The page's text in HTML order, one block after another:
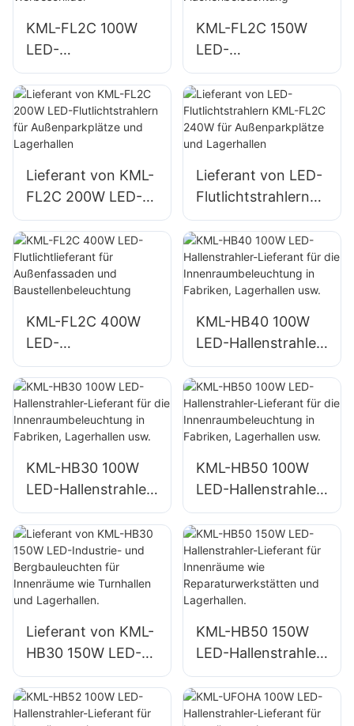
KML-FL2C 100W
LED-
Flutlichtlieferant für
Außenwerbetafeln
und große
Werbeschilder
KML-FL2C 150W
LED-
Flutlichtlieferant für
Außenwand- und
Flächenbeleuchtun
g
Lieferant von KML-
FL2C 200W LED-
Flutlichtstrahlern
für
Außenparkplätze
und Lagerhallen
Lieferant von LED-
Flutlichtstrahlern
KML-FL2C 240W
für
Außenparkplätze
und Lagerhallen
KML-FL2C 400W
LED-
Flutlichtlieferant für
Außenfassaden
und
Baustellenbeleucht
KML-HB40 100W
LED-Hallenstrahler-
Lieferant für die
Innenraumbeleucht
ung in Fabriken,
Lagerhallen usw.
KML-HB30 100W
LED-Hallenstrahler-
Lieferant für die
Innenraumbeleucht
ung in Fabriken,
Lagerhallen usw.
KML-HB50 100W
LED-Hallenstrahler-
Lieferant für die
Innenraumbeleucht
ung in Fabriken,
Lagerhallen usw.
Lieferant von KML-
HB30 150W LED-
Industrie- und
Bergbauleuchten
für Innenräume wie
KML-HB50 150W
LED-Hallenstrahler-
Lieferant für
Innenräume wie
Reparaturwerkstätt